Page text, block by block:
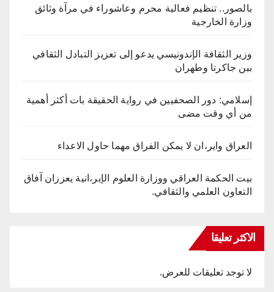
بالصور.. تنظيم فعالية محرم وعاشوراء في مرآة وثائق
وزارة الخارجية
وزير الثقافة الإندونيسي يدعو إلى تعزيز التبادل الثقافي
بين جاكرتا وطهران
إسلامي: دور الصحفيين في رواية الحقيقة بات أكثر أهمية
من أي وقت مضى
العراق واير،ان لا يمكن الفراق مهما حاول الاعداء
بيت الحكمة العراقي ووزارة العلوم الإير،انية يعززان آفاق
التعاون العلمي والثقافي.
الاكثر تعليقا
لا توجد تعليقات للعرض.